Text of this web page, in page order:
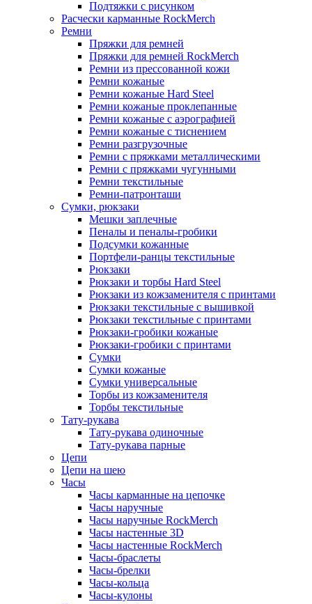
Подтяжки с рисунком
Расчески карманные RockMerch
Ремни
Пряжки для ремней
Пряжки для ремней RockMerch
Ремни из прессованной кожи
Ремни кожаные
Ремни кожаные Hard Steel
Ремни кожаные проклепанные
Ремни кожаные с аэрографией
Ремни кожаные с тиснением
Ремни разгрузочные
Ремни с пряжками металлическими
Ремни с пряжками чугунными
Ремни текстильные
Ремни-патронташи
Сумки, рюкзаки
Мешки заплечные
Пеналы и пеналы-гробики
Подсумки кожанные
Портфели-ранцы текстильные
Рюкзаки
Рюкзаки и торбы Hard Steel
Рюкзаки из кожзаменителя с принтами
Рюкзаки текстильные с вышивкой
Рюкзаки текстильные с принтами
Рюкзаки-гробики кожаные
Рюкзаки-гробики с принтами
Сумки
Сумки кожаные
Сумки универсальные
Торбы из кожзаменителя
Торбы текстильные
Тату-рукава
Тату-рукава одиночные
Тату-рукава парные
Цепи
Цепи на шею
Часы
Часы карманные на цепочке
Часы наручные
Часы наручные RockMerch
Часы настенные 3D
Часы настенные RockMerch
Часы-браслеты
Часы-брелки
Часы-кольца
Часы-кулоны